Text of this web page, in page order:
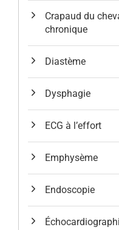
Crapaud du
chronique
Diastème
Dysphagie
ECG à l’effort
Emphysème
Endoscopie